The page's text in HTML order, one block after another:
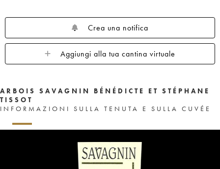
Crea una notifica
Aggiungi alla tua cantina virtuale
ARBOIS SAVAGNIN BÉNÉDICTE ET STÉPHANE
TISSOT
INFORMAZIONI SULLA TENUTA E SULLA CUVÉE